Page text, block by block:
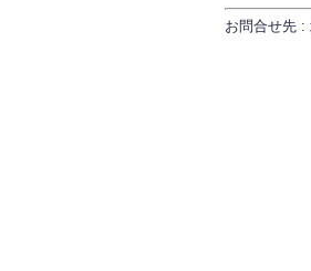
お問合せ先